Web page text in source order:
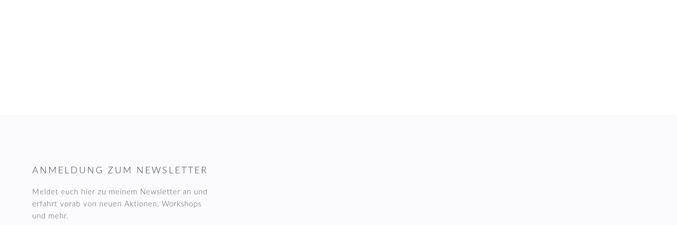
FOOTER
ANMELDUNG ZUM NEWSLETTER
Meldet euch hier zu meinem Newsletter an und
erfahrt vorab von neuen Aktionen, Workshops
und mehr.